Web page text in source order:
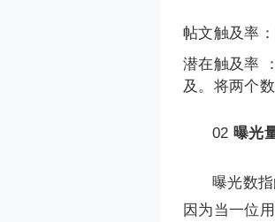
帖文触及率
潜在触及率
及。将两个
02 曝光
曝光数
因为当一位